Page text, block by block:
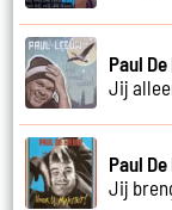
Paul
Jij
Paul
Jij